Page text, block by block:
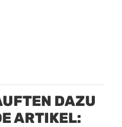
DAZU
ARTIKEL: